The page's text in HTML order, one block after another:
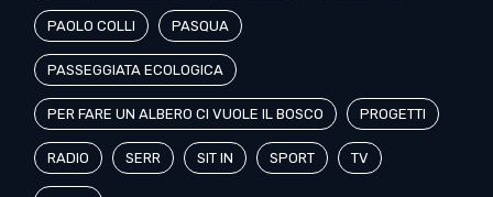
PAOLO COLLI PASQUA
PASSEGGIATA ECOLOGICA
PER FARE UN ALBERO CI VUOLE IL BOSCO PROGETTI
RADIO SERR SIT IN SPORT TV